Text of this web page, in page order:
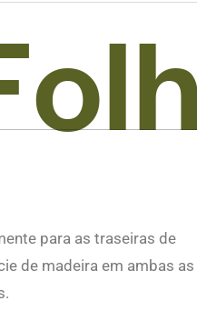
olh
para as traseiras de
de madeira em ambas as